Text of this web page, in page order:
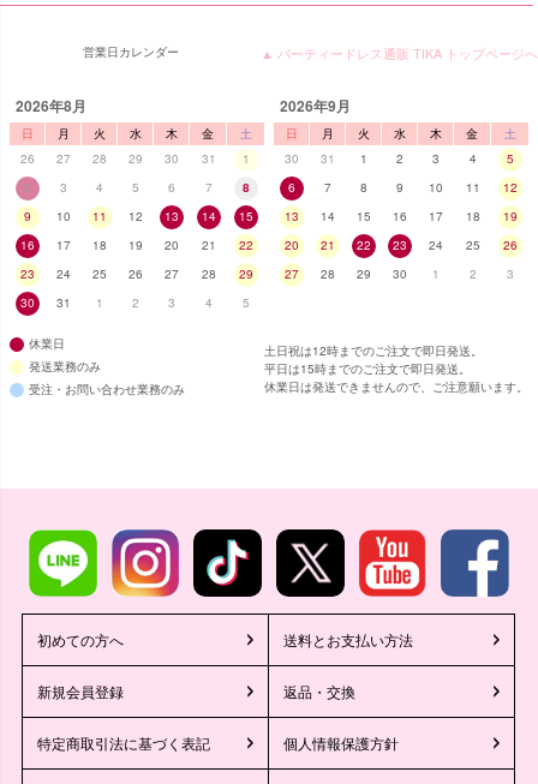
▲ パーティードレス通販 TIKA トップページへ
営業日カレンダー
2026年8月
日 月 火 水 木 金
土
26
27 28 29 30 31
1
2
3 4 5 6 7
8
9
10 11 12 13 14
15
16
17 18 19 20 21
22
23
24 25 26 27 28
29
30
31 1 2 3 4 5
2026年9月
日 月 火 水 木 金
土
30
31 1 2 3 4
5
6
7 8 9 10 11
12
13
14 15 16 17 18
19
20
21 22 23 24 25
26
27
28 29 30 1 2 3
休業日
発送業務のみ
受注・お問い合わせ業務のみ
土日祝は12時までのご注文で即日発送。
平日は15時までのご注文で即日発送。
休業日は発送できませんので、ご注意願います。
初めての方へ 送料とお支払い方法
新規会員登録 返品・交換
特定商取引法に基づく表記 個人情報保護方針